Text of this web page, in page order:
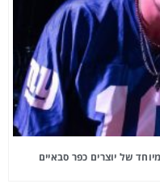
של יוצרים כפר סבאיים